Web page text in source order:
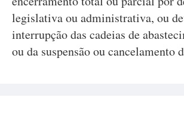
legislativa ou administrativa, ou
interrupção das cadeias de
ou da suspensão ou cancelamento